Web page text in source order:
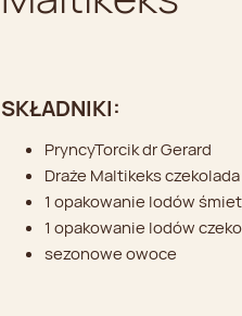
SKŁADNIKI:
PryncyTorcik dr Gerard
Draże Maltikeks
1 opakowanie lodów
1 opakowanie lodów
sezonowe owoce